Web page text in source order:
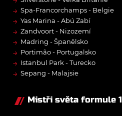
→ Spa-Francorchamps - Belgie
→ Yas Marina - Abú Zabí
→ Zandvoort - Nizozemí
→ Madring - Španělsko
→ Portimão - Portugalsko
→ Istanbul Park - Turecko
→ Sepang - Malajsie
Mistři světa formule 1